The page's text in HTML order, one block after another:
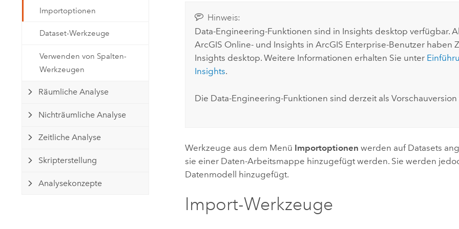
Developer-Technologie
Erstellen Sie Anwendungen für
räumliche Analyse
Alle Produkte
Alle Storys
Importoptionen
Dataset-Werkzeuge
Verwenden von Spalten-
Werkzeugen
Räumliche Analyse
Nichträumliche Analyse
Zeitliche Analyse
Skripterstellung
Analysekonzepte
Hinweis:
Data-Engineering-Funktionen sind in Insights desktop verfügbar.
ArcGIS Online- und Insights in ArcGIS Enterprise-Benutzer haben
Insights desktop. Weitere Informationen erhalten Sie unter
Insights.
Die Data-Engineering-Funktionen sind derzeit als
Werkzeuge aus dem Menü Importoptionen werden auf Datasets
sie einer Daten-Arbeitsmappe hinzugefügt werden. Sie werden
Datenmodell hinzugefügt.
Import-Werkzeuge